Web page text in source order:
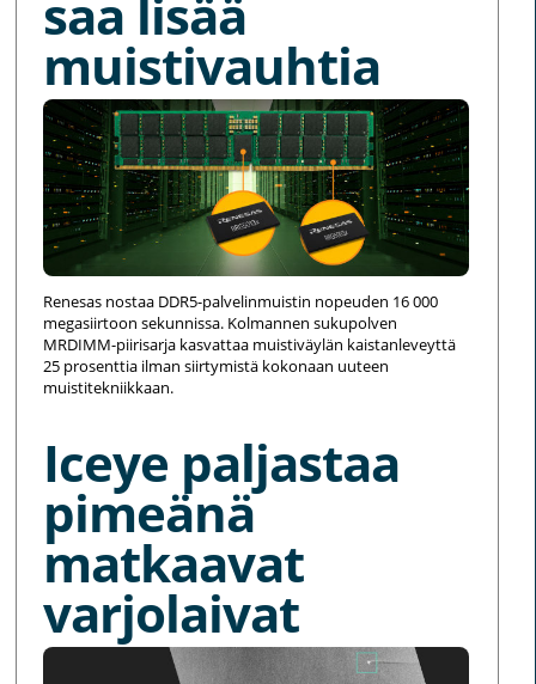
saa lisää
muistivauhtia
Renesas nostaa DDR5-palvelinmuistin nopeuden 16 000
megasiirtoon sekunnissa. Kolmannen sukupolven
MRDIMM-piirisarja kasvattaa muistiväylän kaistanleveyttä
25 prosenttia ilman siirtymistä kokonaan uuteen
muistitekniikkaan.
Iceye paljastaa
pimeänä
matkaavat
varjolaivat